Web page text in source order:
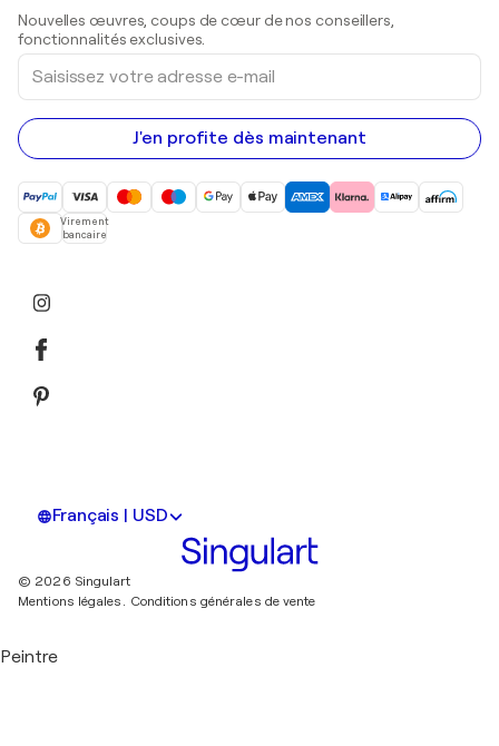
Peintures acryliques
Nouvelles œuvres, coups de cœur de nos conseillers,
fonctionnalités exclusives.
Saisissez
votre
adresse
e-
mail
J'en profite dès maintenant
Virement
bancaire
Français | USD
© 2026 Singulart
Mentions légales. Conditions générales de vente
Peintre